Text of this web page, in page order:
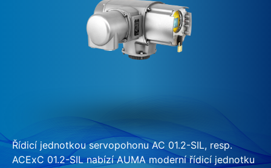
Řídicí jednotkou servopohonu AC 01.2-SIL, resp.
ACExC 01.2-SIL nabízí AUMA moderní řídicí jednotku